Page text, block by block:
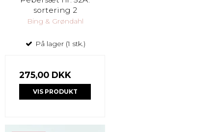
sortering 2
Bing & Grøndahl
På lager (1 stk.)
275,00 DKK
VIS PRODUKT